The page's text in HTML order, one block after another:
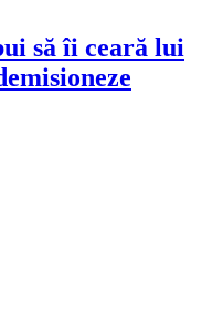
să îi ceară lui